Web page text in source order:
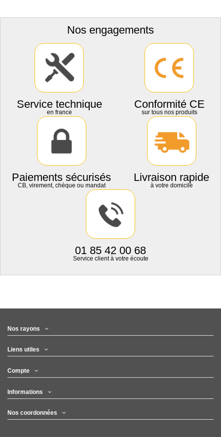
Nos engagements
Service technique
en france
Conformité CE
sur tous nos produits
Paiements sécurisés
CB, virement, chèque ou mandat
Livraison rapide
à votre domicile
01 85 42 00 68
Service client à votre écoute
Nos rayons
Liens utiles
Compte
Informations
Nos coordonnées